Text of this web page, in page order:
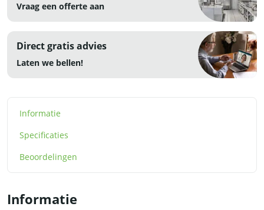
Vraag een offerte aan
Direct gratis advies
Laten we bellen!
Informatie
Specificaties
Beoordelingen
Informatie